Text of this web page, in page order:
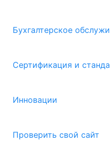
Бухгалтерское
Сертификация и
Инновации
Проверить свой сайт